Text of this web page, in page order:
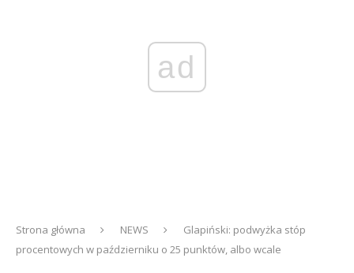
ad
Strona główna NEWS
Glapiński: podwyżka stóp
procentowych w październiku o 25 punktów, albo wcale